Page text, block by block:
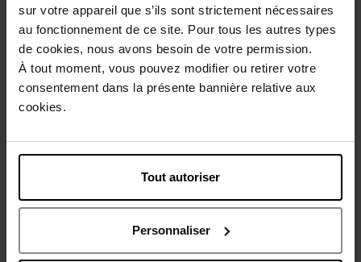
sur votre appareil que s’ils sont strictement nécessaires
au fonctionnement de ce site. Pour tous les autres types
de cookies, nous avons besoin de votre permission.
À tout moment, vous pouvez modifier ou retirer votre
consentement dans la présente bannière relative aux
cookies.
Tout autoriser
Personnaliser
Description
Caractéristiques
Avis client Politique relative aux avis des clients